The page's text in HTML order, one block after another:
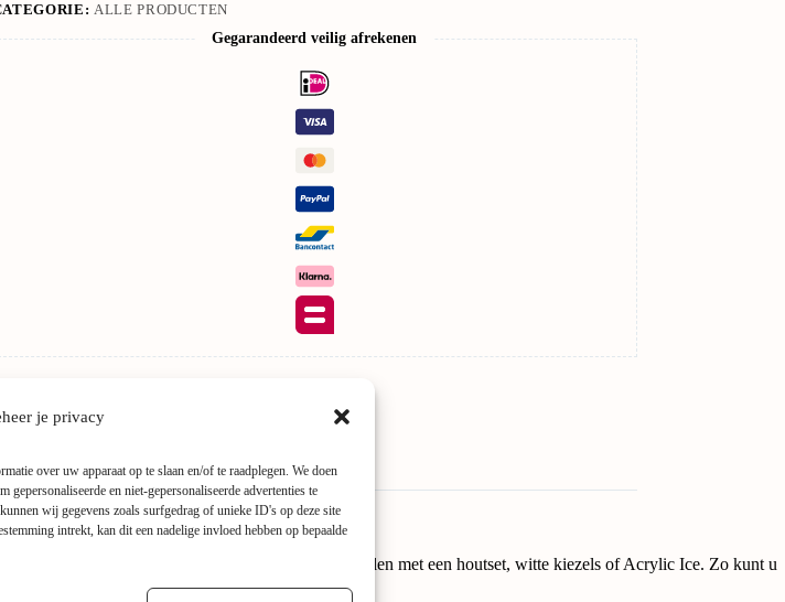
je privacy
over uw apparaat op te slaan en/of te raadplegen. We doen
gepersonaliseerde en niet-gepersonaliseerde advertenties te
wij gegevens zoals surfgedrag of unieke ID's op deze site
intrekt, kan dit een nadelige invloed hebben op bepaalde
ALLE PRODUCTEN
Gegarandeerd veilig afrekenen
Faber Linear assortiment. Het vuurbed kunt u opvullen met een houtset, witte kiezels of Acrylic Ice. Zo kunt u